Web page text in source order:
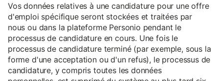
Vos données relatives à une candidature pour une offre
d'emploi spécifique seront stockées et traitées par
nous ou dans la plateforme Personio pendant le
processus de candidature en cours. Une fois le
processus de candidature terminé (par exemple, sous la
forme d'une acceptation ou d'un refus), le processus de
candidature, y compris toutes les données